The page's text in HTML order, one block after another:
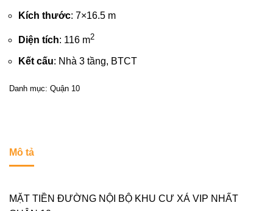
Kích thước: 7×16.5 m
Diện tích: 116 m2
Kết cấu: Nhà 3 tầng, BTCT
Danh mục: Quận 10
Mô tả
MẶT TIỀN ĐƯỜNG NỘI BỘ KHU CƯ XÁ VIP NHẤT